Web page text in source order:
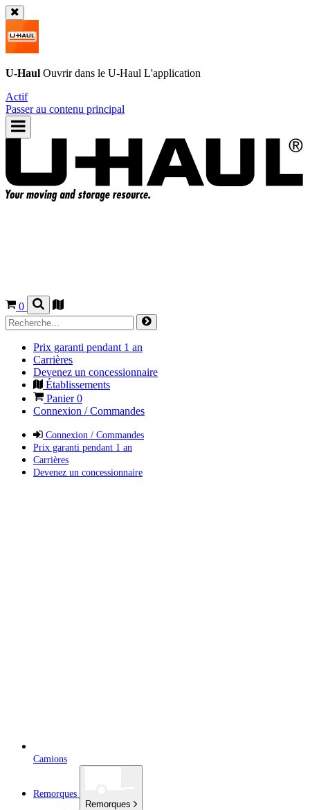
U-Haul Ouvrir dans le U-Haul L'application
Actif
Passer au contenu principal
0
Prix garanti pendant 1 an
Carrières
Devenez un concessionnaire
Établissements
Panier0
Connexion / Commandes
Connexion / Commandes
Prix garanti pendant 1 an
Carrières
Devenez un concessionnaire
Camions
Remorques
Remorques